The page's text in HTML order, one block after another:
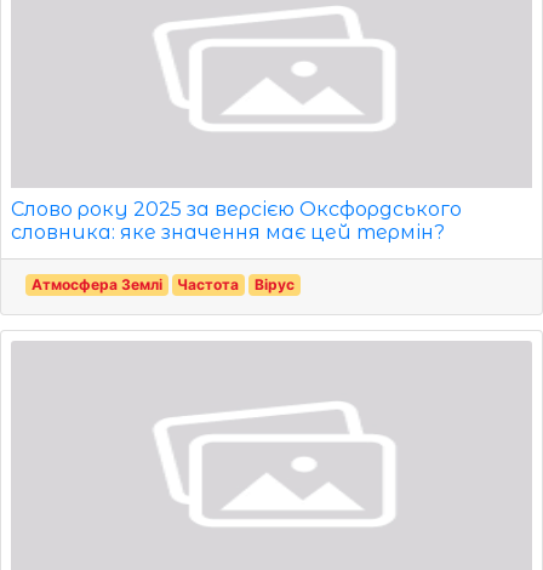
Слово року 2025 за версією Оксфордського
словника: яке значення має цей термін?
Атмосфера Землі Частота Вірус